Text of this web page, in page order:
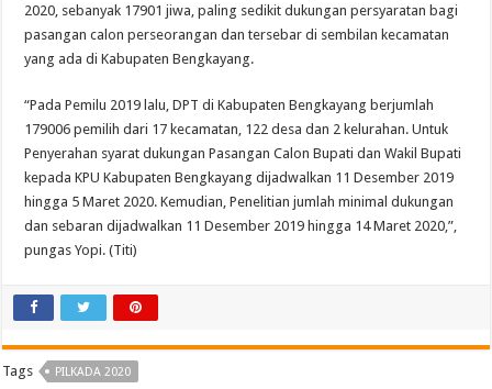
2020, sebanyak 17901 jiwa, paling sedikit dukungan persyaratan bagi
pasangan calon perseorangan dan tersebar di sembilan kecamatan
yang ada di Kabupaten Bengkayang.
“Pada Pemilu 2019 lalu, DPT di Kabupaten Bengkayang berjumlah
179006 pemilih dari 17 kecamatan, 122 desa dan 2 kelurahan. Untuk
Penyerahan syarat dukungan Pasangan Calon Bupati dan Wakil Bupati
kepada KPU Kabupaten Bengkayang dijadwalkan 11 Desember 2019
hingga 5 Maret 2020. Kemudian, Penelitian jumlah minimal dukungan
dan sebaran dijadwalkan 11 Desember 2019 hingga 14 Maret 2020,”,
pungas Yopi. (Titi)
Tags PILKADA 2020